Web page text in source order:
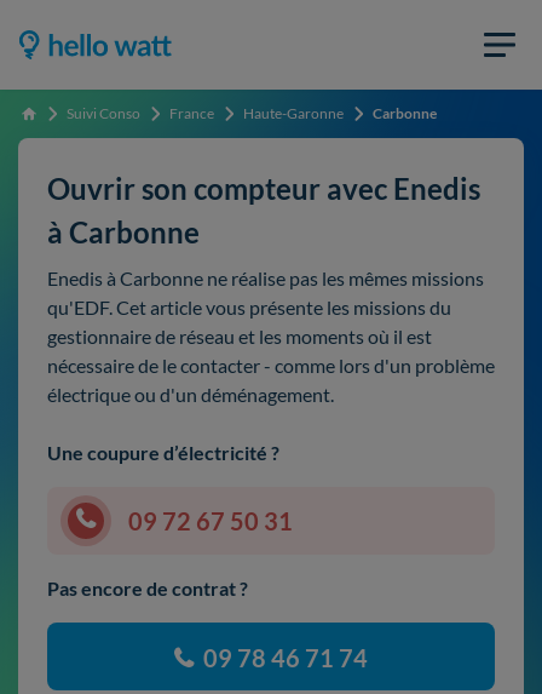
Accueil Suivi Conso France Haute-Garonne Carbonne
Ouvrir son compteur avec Enedis
à Carbonne
Enedis à Carbonne ne réalise pas les mêmes missions
qu'EDF. Cet article vous présente les missions du
gestionnaire de réseau et les moments où il est
nécessaire de le contacter - comme lors d'un problème
électrique ou d'un déménagement.
Une coupure d’électricité ?
09 72 67 50 31
Pas encore de contrat ?
09 78 46 71 74